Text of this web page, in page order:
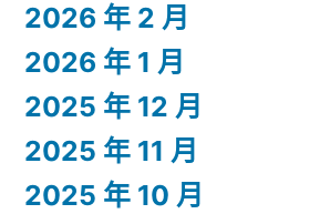
2026 年 2 月
2026 年 1 月
2025 年 12 月
2025 年 11 月
2025 年 10 月